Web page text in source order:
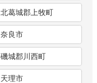
北葛城郡上牧町
奈良市
磯城郡川西町
天理市